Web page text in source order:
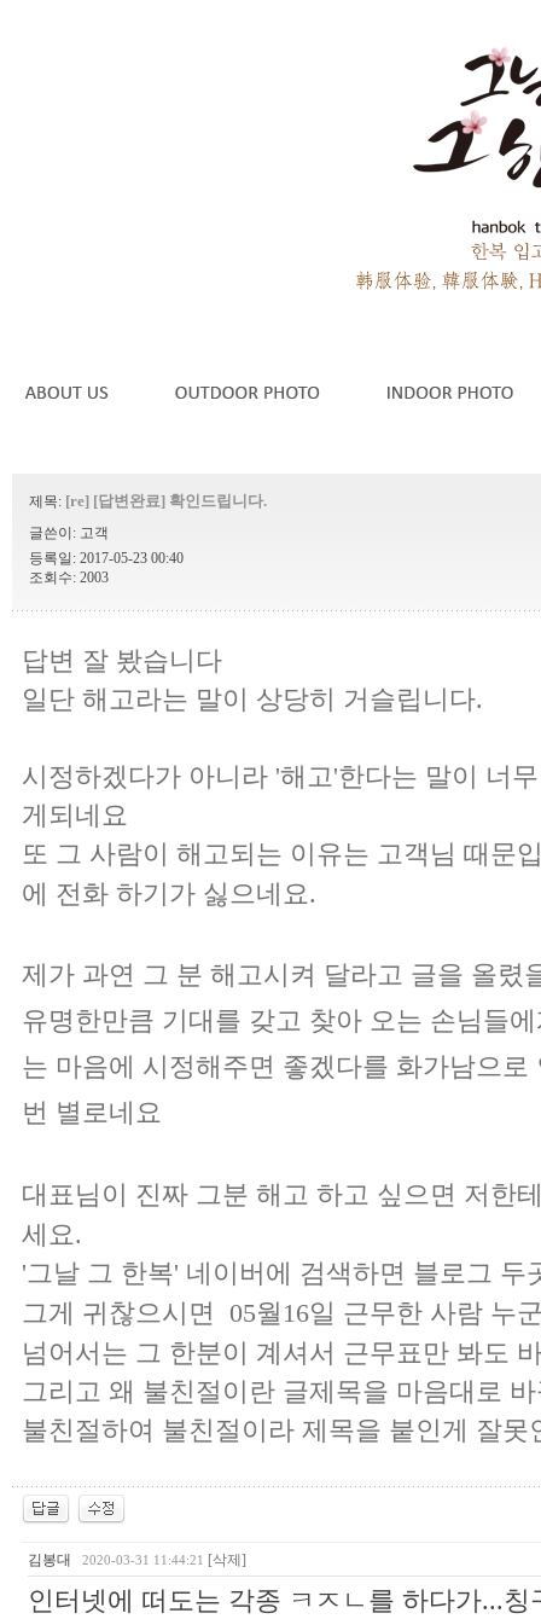
제목: [re] [답변완료] 확인드립니다.
글쓴이: 고객
등록일: 2017-05-23 00:40
조회수: 2003
답변 잘 봤습니다
일단 해고라는 말이 상당히 거슬립니다.
시정하겠다가 아니라 '해고'한다는 말이 너
게되네요
또 그 사람이 해고되는 이유는 고객님 때문
에 전화 하기가 싫으네요.
제가 과연 그 분 해고시켜 달라고 글을 올렸
유명한만큼 기대를 갖고 찾아 오는 손님들
는 마음에 시정해주면 좋겠다를 화가남으
번 별로네요
대표님이 진짜 그분 해고 하고 싶으면 저한
세요.
'그날 그 한복' 네이버에 검색하면 블로그
그게 귀찮으시면 05월16일 근무한 사람 누
넘어서는 그 한분이 계셔서 근무표만 봐도
그리고 왜 불친절이란 글제목을 마음대로
불친절하여 불친절이라 제목을 붙인게 잘못
김봉대 2020-03-31 11:44:21 [삭제]
인터넷에 떠도는 각종 ㅋㅈㄴ를 하다가...